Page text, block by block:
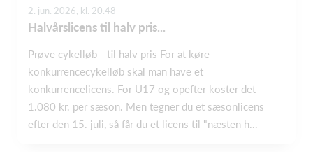
2. jun. 2026, kl. 20.48
Halvårslicens til halv pris...
Prøve cykelløb - til halv pris For at køre
konkurrencecykelløb skal man have et
konkurrencelicens. For U17 og opefter koster det
1.080 kr. per sæson. Men tegner du et sæsonlicens
efter den 15. juli, så får du et licens til "næsten h...